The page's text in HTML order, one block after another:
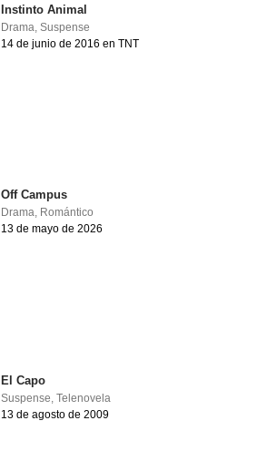
Instinto Animal
Drama,Suspense
14 de junio de 2016 en TNT
Off Campus
Drama, Romántico
13 de mayo de 2026
El Capo
Suspense ,Telenovela
13 de agosto de 2009